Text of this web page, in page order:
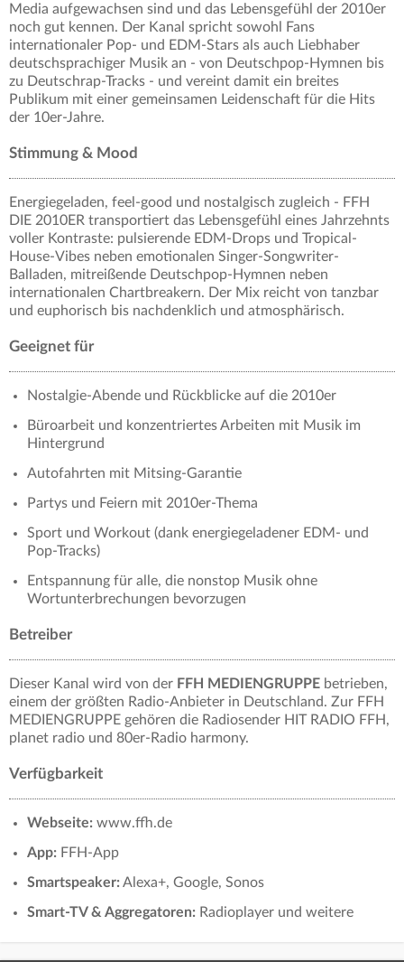
Media aufgewachsen sind und das Lebensgefühl der 2010er
noch gut kennen. Der Kanal spricht sowohl Fans
internationaler Pop- und EDM-Stars als auch Liebhaber
deutschsprachiger Musik an - von Deutschpop-Hymnen bis
zu Deutschrap-Tracks - und vereint damit ein breites
Publikum mit einer gemeinsamen Leidenschaft für die Hits
der 10er-Jahre.
Stimmung & Mood
Energiegeladen, feel-good und nostalgisch zugleich - FFH
DIE 2010ER transportiert das Lebensgefühl eines Jahrzehnts
voller Kontraste: pulsierende EDM-Drops und Tropical-
House-Vibes neben emotionalen Singer-Songwriter-
Balladen, mitreißende Deutschpop-Hymnen neben
internationalen Chartbreakern. Der Mix reicht von tanzbar
und euphorisch bis nachdenklich und atmosphärisch.
Geeignet für
Nostalgie-Abende und Rückblicke auf die 2010er
Büroarbeit und konzentriertes Arbeiten mit Musik im
Hintergrund
Autofahrten mit Mitsing-Garantie
Partys und Feiern mit 2010er-Thema
Sport und Workout (dank energiegeladener EDM- und
Pop-Tracks)
Entspannung für alle, die nonstop Musik ohne
Wortunterbrechungen bevorzugen
Betreiber
Dieser Kanal wird von der FFH MEDIENGRUPPE betrieben,
einem der größten Radio-Anbieter in Deutschland. Zur FFH
MEDIENGRUPPE gehören die Radiosender HIT RADIO FFH,
planet radio und 80er-Radio harmony.
Verfügbarkeit
Webseite: www.ffh.de
App: FFH-App
Smartspeaker:Alexa+, Google, Sonos
Smart-TV & Aggregatoren: Radioplayer und weitere